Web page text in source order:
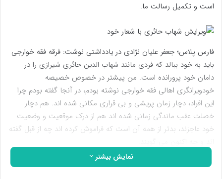
است و تکمیل رسالت ما.
فارس پلاس؛ جعفر علیان نژادی در یادداشتی نوشت: فرقه فقه خوارجی
باید به خود ببالد که فردی مانند شهاب الدین حائری شیرازی را در
دامان خود پرورانده است. من پیشتر در خصوص خصیصه
خودویرانگری اهالی فقه خوارجی نوشته بودم، در آنجا گفته بودم چرا
این افراد، دچار زمان پریشی و بی قراری مکانی شده اند. هم دچار
خصلت عقب ماندگی زمانی شده اند هم از درک موقعیت و وضعیت
خود عاجزند، بدتر از همه آن است که فراموش کرده اند چه از قبل گفته
هیچ چیز ترسناک تر از آن نیست که زمانی برسد، افرادی متوجه
نمایش بیشتر